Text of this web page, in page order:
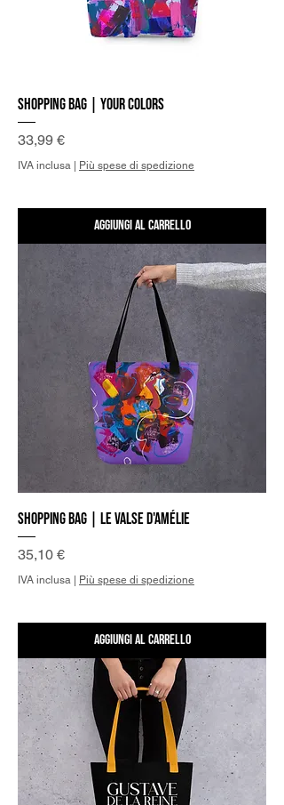
Shopping Bag | Your Colors
Prezzo
33,99 €
IVA inclusa | Più spese di spedizione
Aggiungi al carrello
Shopping Bag | Le valse d'Amélie
Prezzo
35,10 €
IVA inclusa | Più spese di spedizione
Aggiungi al carrello